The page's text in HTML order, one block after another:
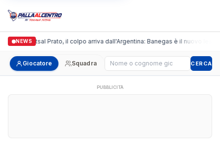
NEWS
Futsal Prato, il colpo arriva dall'Argentina: Banegas è il nuovo leader
Giocatore Squadra Cerca giocatore CERCA
PUBBLICITÀ